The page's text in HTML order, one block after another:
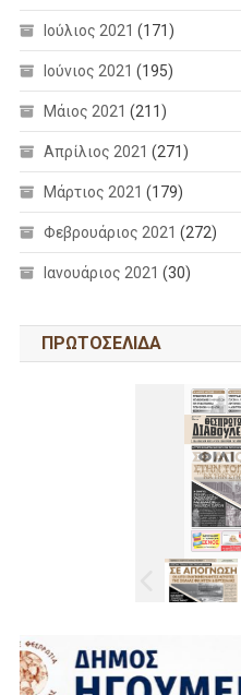
Ιούλιος 2021 (171)
Ιούνιος 2021 (195)
Μάιος 2021 (211)
Απρίλιος 2021 (271)
Μάρτιος 2021 (179)
Φεβρουάριος 2021 (272)
Ιανουάριος 2021 (30)
ΠΡΩΤΟΣΕΛΙΔΑ